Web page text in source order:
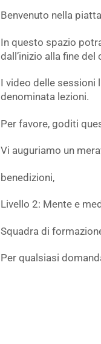
Benvenuto nella
In questo spazio
dall’inizio alla fine del
I video delle sessioni
denominata lezioni.
Per favore, goditi
Vi auguriamo un
benedizioni,
Livello 2: Mente e
Squadra di
Per qualsiasi